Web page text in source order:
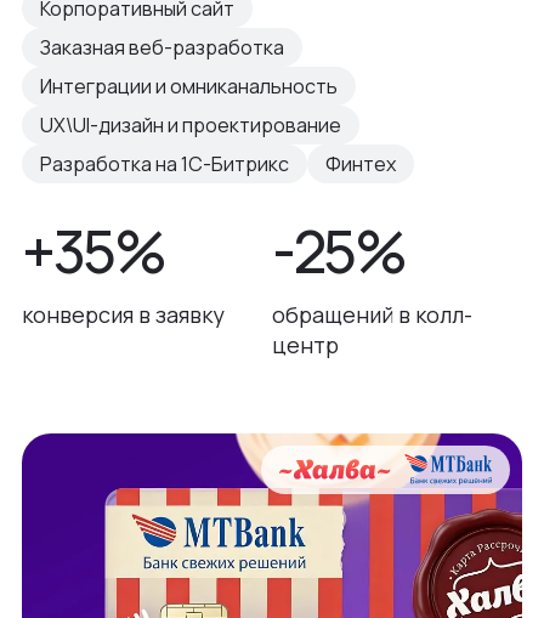
Корпоративный сайт
Заказная веб-разработка
Интеграции и омниканальность
UX\UI-дизайн и проектирование
Разработка на 1С-Битрикс
Финтех
+35%
конверсия в заявку
-25%
обращений в колл-
центр